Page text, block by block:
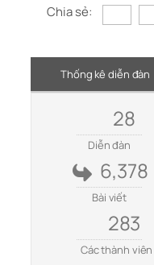
Chia sẻ:
Thống kê diễn đàn
28
Diễn đàn
6,378
Bài viết
283
Các thành viên